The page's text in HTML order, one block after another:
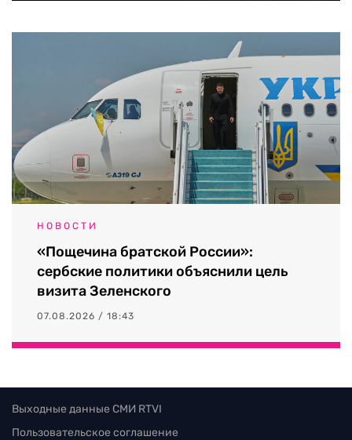
НОВОСТИ
«Пощечина братской России»:
сербские политики объяснили цель
визита Зеленского
07.08.2026 / 18:43
Выходные данные СМИ RTVI
Пользовательское соглашение